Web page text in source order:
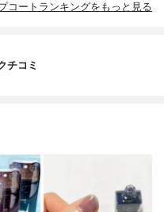
コートランキングをもっと見る
チコミ